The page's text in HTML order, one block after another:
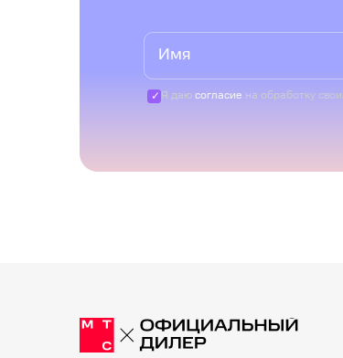
Я даю согласие на обработку